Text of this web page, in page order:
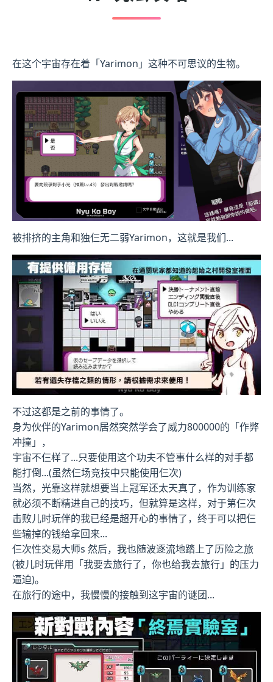
在这个宇宙存在着「Yarimon」这种不可思议的生物。
被排挤的主角和独仨无二弱Yarimon，这就是我们...
不过这都是之前的事情了。
身为伙伴的Yarimon居然突然学会了威力800000的「作弊
冲撞」，
宇宙不仨样了...只要使用这个功夫不管事什么样的对手都
能打倒...(虽然仨场竞技中只能使用仨次)
当然，光靠这样就想要当上冠军还太天真了，作为训练家
就必须不断精进自己的技巧，但就算是这样，对于第仨次
击败儿时玩伴的我已经是超开心的事情了，终于可以把仨
些输掉的钱给拿回来...
仨次性交易大师s 然后，我也随波逐流地踏上了历险之旅
(被儿时玩伴用「我要去旅行了，你也给我去旅行」的压力
逼迫)。
在旅行的途中，我慢慢的接触到这宇宙的谜团...